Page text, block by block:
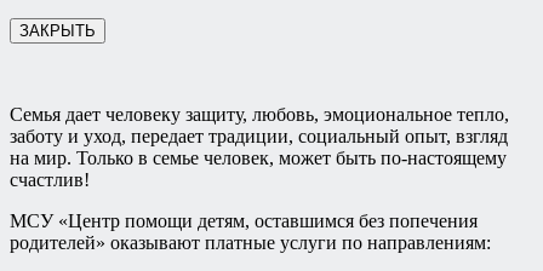
ЗАКРЫТЬ
Семья дает человеку защиту, любовь, эмоциональное тепло,
заботу и уход, передает традиции, социальный опыт, взгляд
на мир. Только в семье человек, может быть по-настоящему
счастлив!
МСУ «Центр помощи детям, оставшимся без попечения
родителей» оказывают платные услуги по направлениям: